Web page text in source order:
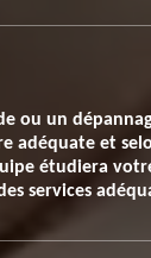
ou un
adéquate et
étudiera
services